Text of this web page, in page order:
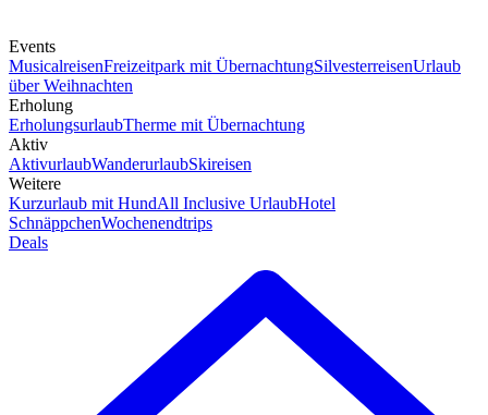
Events
MusicalreisenFreizeitpark mit ÜbernachtungSilvesterreisenUrlaub
über Weihnachten
Erholung
ErholungsurlaubTherme mit Übernachtung
Aktiv
AktivurlaubWanderurlaubSkireisen
Weitere
Kurzurlaub mit HundAll Inclusive UrlaubHotel
SchnäppchenWochenendtrips
Deals